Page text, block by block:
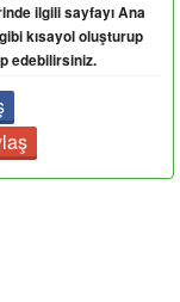
ilgili sayfayı Ana
kısayol oluşturup
edebilirsiniz.